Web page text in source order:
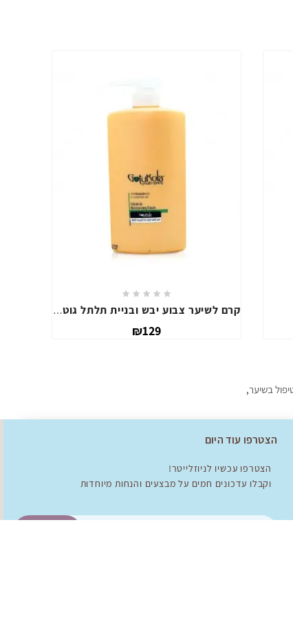
קרם לשיער צבוע יבש ובניית תלתל גוטוקולה
₪129
,
הצטרפו עוד היום
הצטרפו עכשיו לניוזלייטר!
וקבלו עדכונים חמים על מבצעים והנחות מיוחדות